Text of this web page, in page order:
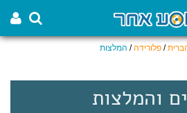
/ פלורידה/ המלצות
והמלצות